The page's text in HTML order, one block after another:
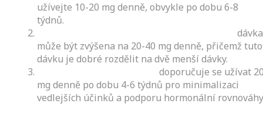
užívejte 10-20 mg denně, obvykle po dobu 6-8
týdnů.
dávka
může být zvýšena na 20-40 mg denně, přičemž tuto
dávku je dobré rozdělit na dvě menší dávky.
doporučuje se užívat
mg denně po dobu 4-6 týdnů pro minimalizaci
vedlejších účinků a podporu hormonální